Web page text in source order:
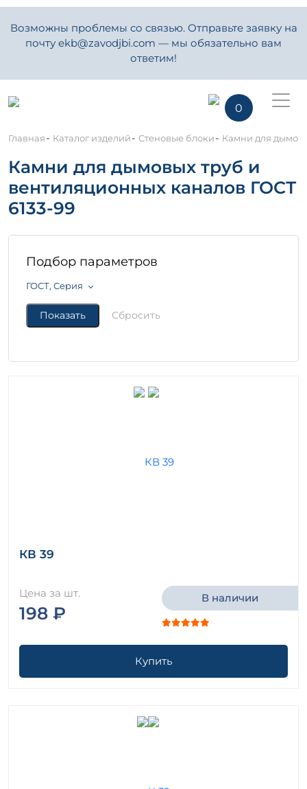
Возможны проблемы со связью. Отправьте заявку на
почту ekb@zavodjbi.com — мы обязательно вам
ответим!
0
Главная- Каталог изделий- Стеновые блоки- Камни для
Камни для дымовых труб и
вентиляционных каналов ГОСТ
6133-99
Подбор параметров
ГОСТ, Серия
КВ 39
Цена за шт.
198 ₽
В наличии
Купить